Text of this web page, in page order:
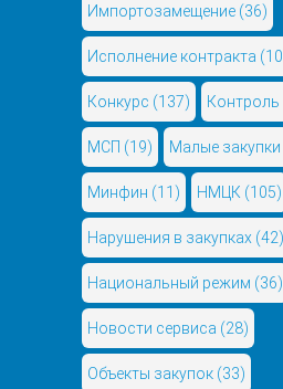
Импортозамещение (36)
Исполнение контракта
Конкурс (137) Контроль
МСП (19) Малые закупки
Минфин (11) НМЦК (105)
Нарушения в закупках (42)
Национальный режим (36)
Новости сервиса (28)
Объекты закупок (33)